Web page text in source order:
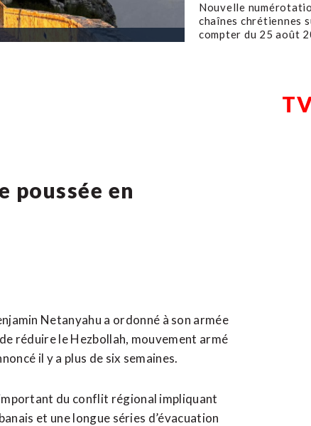
Nouvelle
chaînes chrétiennes
compter du 25 août
poussée en
Netanyahu a ordonné à son armée
réduire le Hezbollah, mouvement armé
il y a plus de six semaines.
du conflit régional impliquant
‌et une longue séries d’évacuation